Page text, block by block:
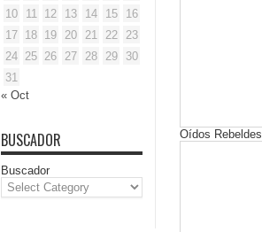
10
11 12 13 14 15
16
17 18 19 20 21 22
23
24 25 26 27 28 29
30
31
« Oct
BUSCADOR
Buscador
Oídos Rebeldes